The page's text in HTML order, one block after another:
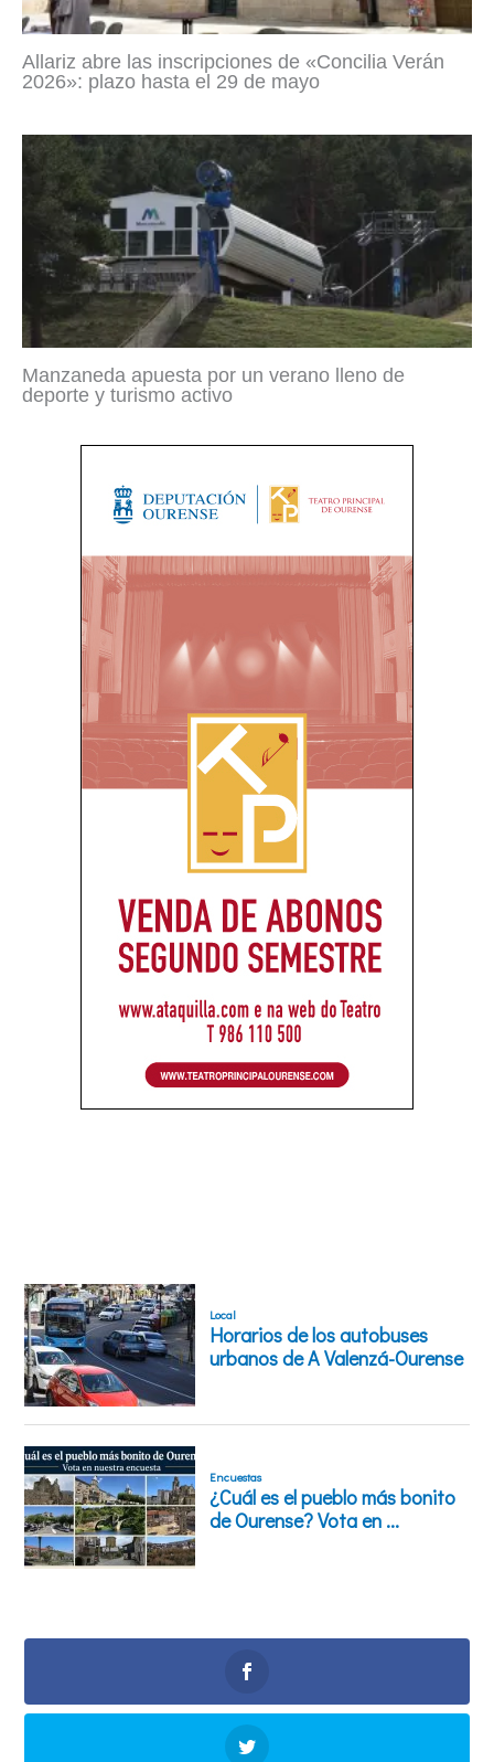
Allariz abre las inscripciones de «Concilia Verán
2026»: plazo hasta el 29 de mayo
Manzaneda apuesta por un verano lleno de
deporte y turismo activo